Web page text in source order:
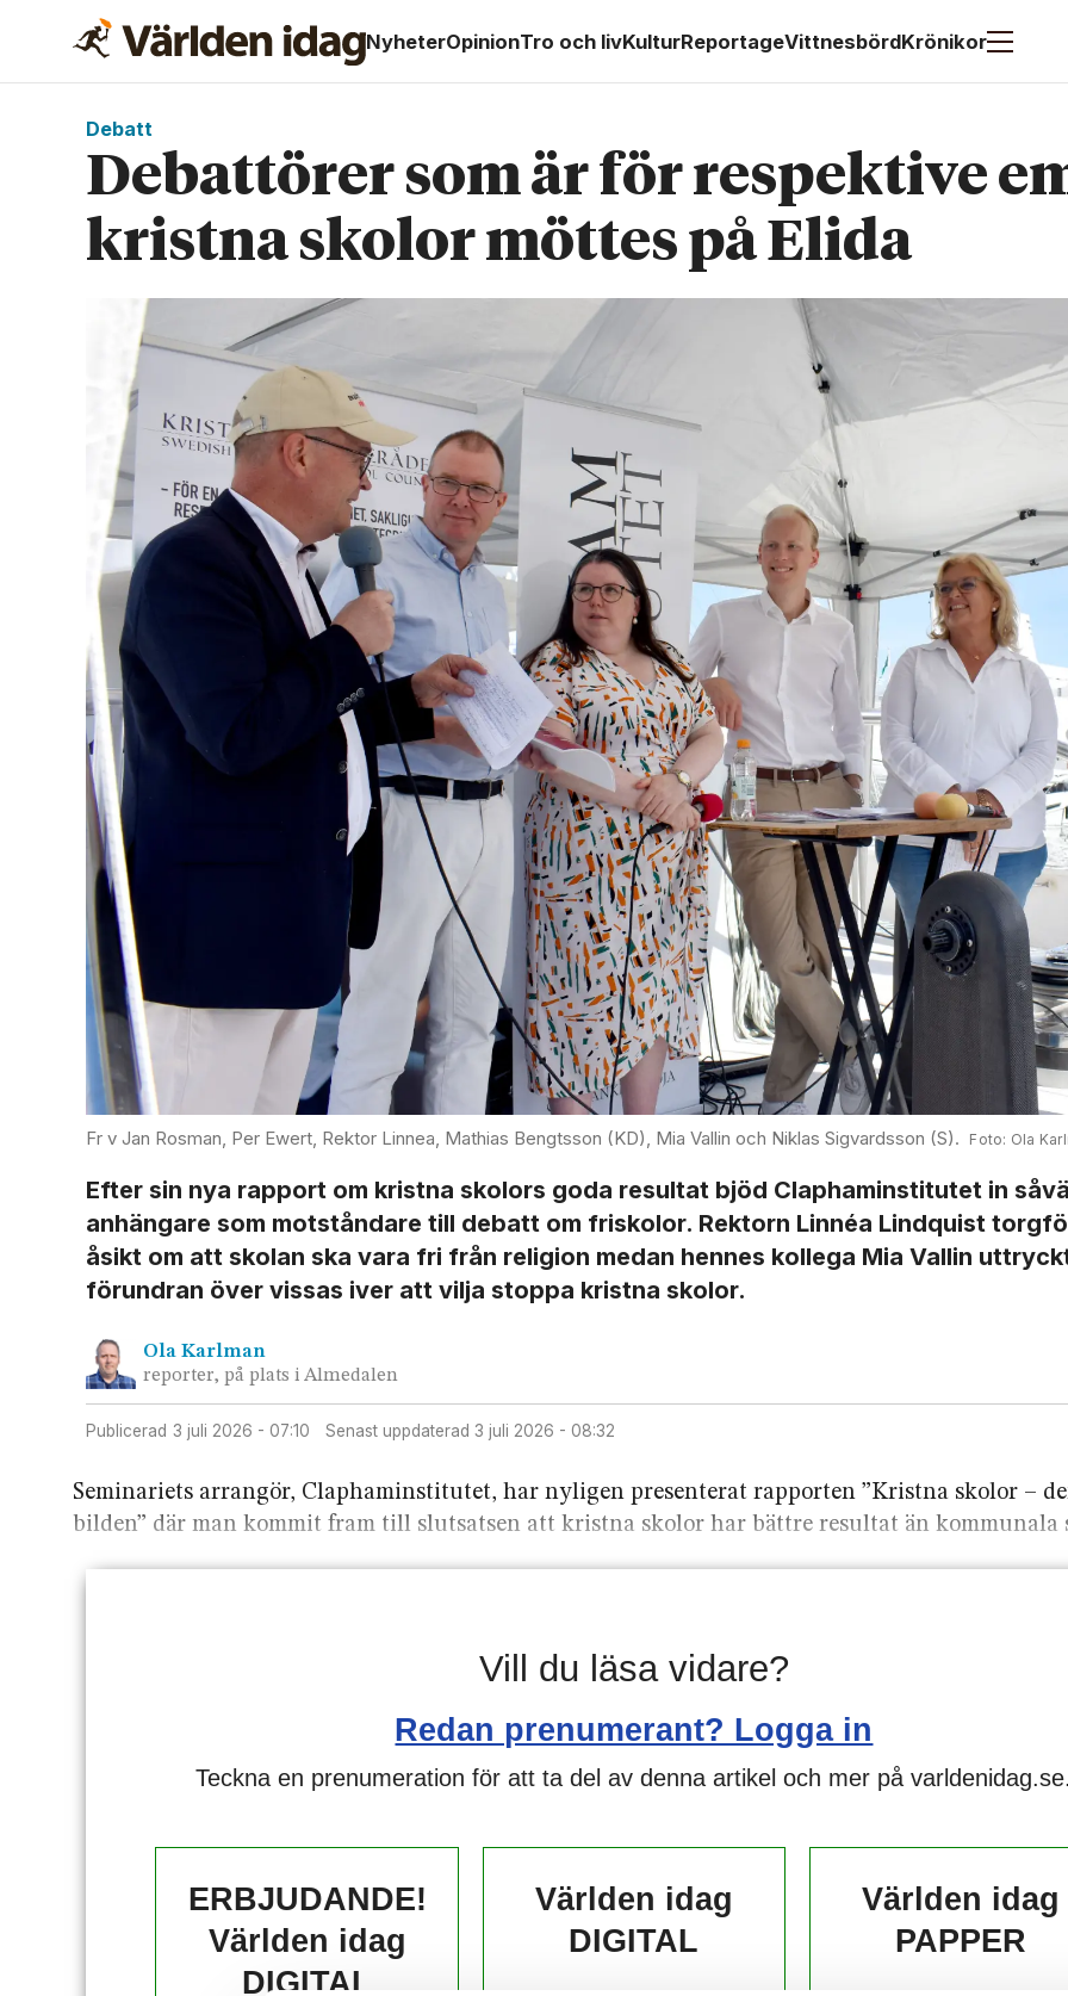
NyheterOpinionTro och livKulturReportageVittnesbördKrönikor
Debatt
Debattörer som är för respektive
kristna skolor möttes på Elida
Fr v Jan Rosman, Per Ewert, Rektor Linnea, Mathias Bengtsson (KD), Mia Vallin och Niklas Sigvardsson (S). Ola
Efter sin nya rapport om kristna skolors goda resultat bjöd Clapham­institutet in
anhängare som motståndare till debatt om friskolor. Rektorn Linnéa Lindquist
åsikt om att skolan ska vara fri från religion medan hennes kollega Mia Vallin
förundran över vissas iver att vilja stoppa kristna skolor.
Ola Karlman
reporter, på plats i Almedalen
Publicerad 3 juli 2026 - 07:10 Senast uppdaterad 3 juli 2026 - 08:32
Seminariets arrangör, Clapham­institutet, har nyligen presenterat rapporten ”Kristna skolor –
bilden” där man kommit fram till slutsatsen att kristna skolor har bättre resultat än kommunala
Vill du läsa vidare?
Redan prenumerant? Logga in
Teckna en prenumeration för att ta del av denna artikel och mer på
ERBJUDANDE!
Världen idag
DIGITAL
Världen idag
DIGITAL
Världen idag
PAPPER